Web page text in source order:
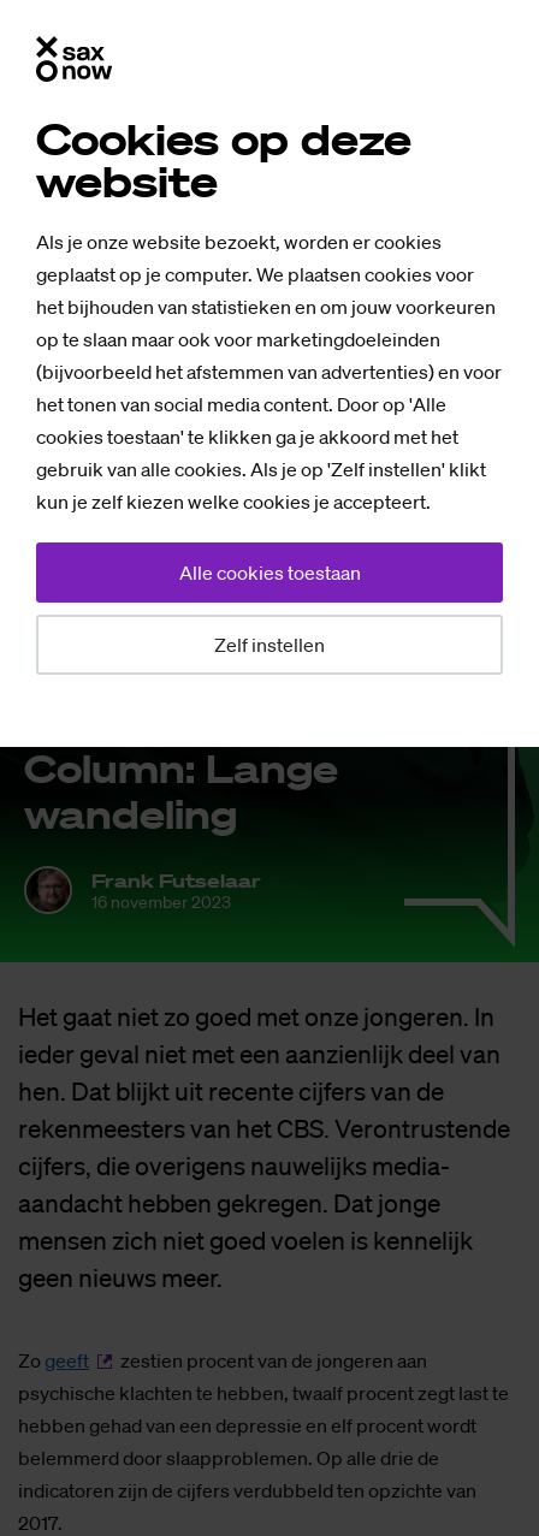
Cookies op deze
website
Als je onze website bezoekt, worden er cookies
geplaatst op je computer. We plaatsen cookies voor
het bijhouden van statistieken en om jouw voorkeuren
op te slaan maar ook voor marketingdoeleinden
(bijvoorbeeld het afstemmen van advertenties) en voor
het tonen van social media content. Door op 'Alle
cookies toestaan' te klikken ga je akkoord met het
gebruik van alle cookies. Als je op 'Zelf instellen' klikt
kun je zelf kiezen welke cookies je accepteert.
Zelf instellen
Alle cookies toestaan
Co­lumn: Lan­ge
wan­de­ling
Frank Futselaar
16 november 2023
Het gaat niet zo goed met onze jongeren. In
ieder geval niet met een aanzienlijk deel van
hen. Dat blijkt uit recente cijfers van de
rekenmeesters van het CBS. Verontrustende
cijfers, die overigens nauwelijks media-
aandacht hebben gekregen. Dat jonge
mensen zich niet goed voelen is kennelijk
geen nieuws meer.
Zo geeft
zestien procent van de jongeren aan
psychische klachten te hebben, twaalf procent zegt last te
hebben gehad van een depressie en elf procent wordt
belemmerd door slaapproblemen. Op alle drie de
indicatoren zijn de cijfers verdubbeld ten opzichte van
2017.